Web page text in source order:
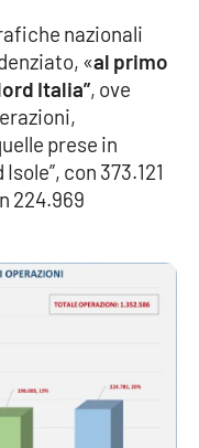
nazionali
«al primo
Italia”, ove
prese in
con 373.121
224.969